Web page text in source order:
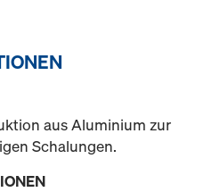
aus Aluminium zur
Schalungen.